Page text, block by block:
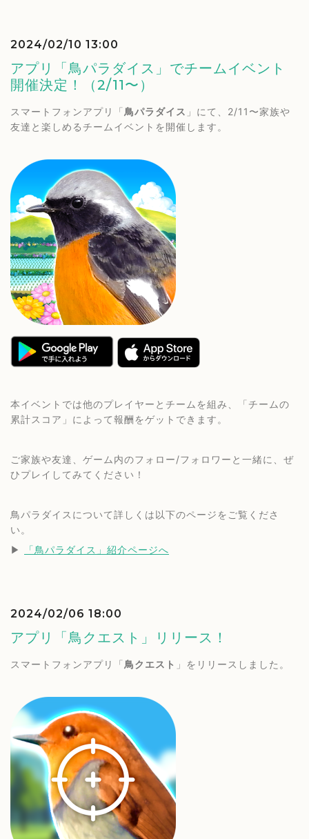
2024/02/10 13:00
アプリ「鳥パラダイス」でチームイベント
開催決定！（2/11〜）
スマートフォンアプリ「鳥パラダイス 」にて、2/11〜家族や
友達と楽しめるチームイベントを開催します。
本イベントでは他のプレイヤーとチームを組み、「チームの
累計スコア」によって報酬をゲットできます。
ご家族や友達、ゲーム内のフォロー/フォロワーと一緒に、ぜ
ひプレイしてみてください！
鳥パラダイスについて詳しくは以下のページをご覧くださ
い。
▶︎
「鳥パラダイス」紹介ページへ
2024/02/06 18:00
アプリ「鳥クエスト」リリース！
スマートフォンアプリ「鳥クエスト 」をリリースしました。